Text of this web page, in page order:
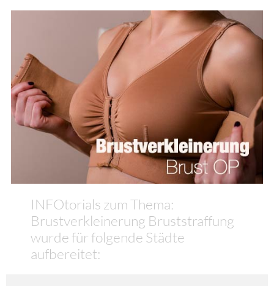
INFOtorials zum Thema:
Brustverkleinerung Bruststraffung
wurde für folgende Städte
aufbereitet: